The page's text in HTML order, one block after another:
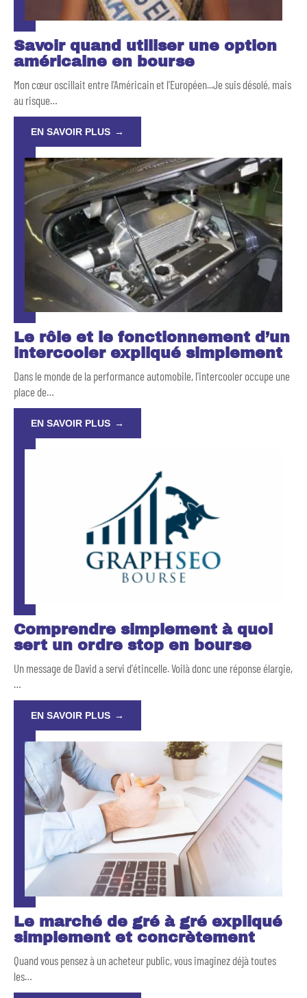
Savoir quand utiliser une option
américaine en bourse
Mon cœur oscillait entre l'Américain et l'Européen...Je suis désolé, mais
au risque…
EN SAVOIR PLUS
Le rôle et le fonctionnement d’un
intercooler expliqué simplement
Dans le monde de la performance automobile, l'intercooler occupe une
place de…
EN SAVOIR PLUS
Comprendre simplement à quoi
sert un ordre stop en bourse
Un message de David a servi d'étincelle. Voilà donc une réponse élargie,
…
EN SAVOIR PLUS
Le marché de gré à gré expliqué
simplement et concrètement
Quand vous pensez à un acheteur public, vous imaginez déjà toutes
les…